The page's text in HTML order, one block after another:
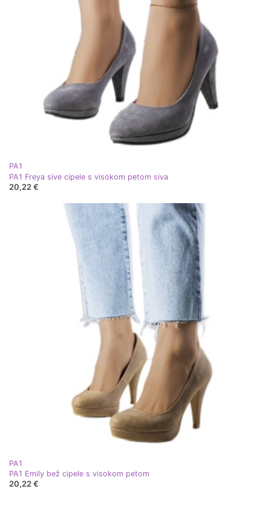
PA1
PA1 Freya sive cipele s visokom petom siva
20,22 €
PA1
PA1 Emily bež cipele s visokom petom
20,22 €